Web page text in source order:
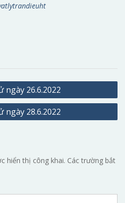
ngày 26.6.2022
ngày 28.6.2022
hiển thị công khai. Các trường bắt